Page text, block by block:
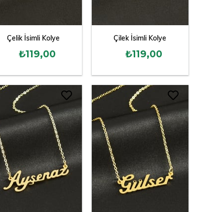
Çelik İsimli Kolye
₺119,00
Çilek İsimli Kolye
₺119,00